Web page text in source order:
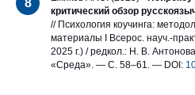
критический обзор
// Психология коучинга:
материалы I Всерос. науч.-
2025 г.) / редкол.: Н. В.
«Среда». — С. 58–61. — DOI: